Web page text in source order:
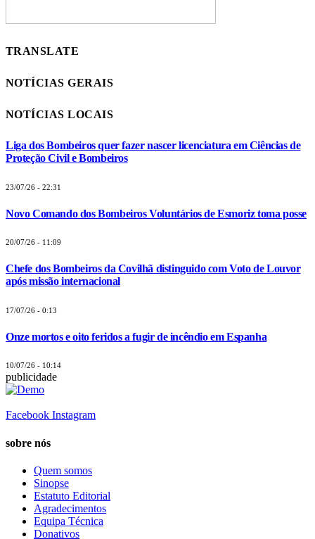
TRANSLATE
NOTÍCIAS GERAIS
NOTÍCIAS LOCAIS
Liga dos Bombeiros quer fazer nascer licenciatura em Ciências de
Proteção Civil e Bombeiros
23/07/26 - 22:31
Novo Comando dos Bombeiros Voluntários de Esmoriz toma posse
20/07/26 - 11:09
Chefe dos Bombeiros da Covilhã distinguido com Voto de Louvor
após missão internacional
17/07/26 - 0:13
Onze mortos e oito feridos a fugir de incêndio em Espanha
10/07/26 - 10:14
publicidade
Facebook Instagram
sobre nós
Quem somos
Sinopse
Estatuto Editorial
Agradecimentos
Equipa Técnica
Donativos